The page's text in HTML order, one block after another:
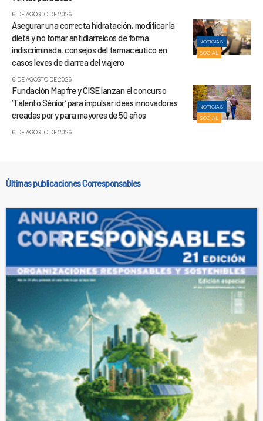
6 DE AGOSTO DE 2026
NOTICIAS
SOCIAL
Asegurar una correcta hidratación, modificar la
dieta y no tomar antidiarreicos de forma
indiscriminada, consejos del farmacéutico en
casos leves de diarrea del viajero
6 DE AGOSTO DE 2026
NOTICIAS
SOCIAL
Fundación Mapfre y CISE lanzan el concurso
‘Talento Sénior’ para impulsar ideas innovadoras
creadas por y para mayores de 50 años
6 DE AGOSTO DE 2026
Últimas publicaciones Corresponsables